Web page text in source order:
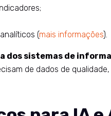
(mais informações).
dos sistemas de
de dados de